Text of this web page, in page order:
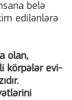
belə
edilənlərə
olan,
körpələr evi-